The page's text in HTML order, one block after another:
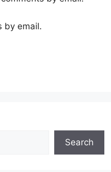
by email.
Search